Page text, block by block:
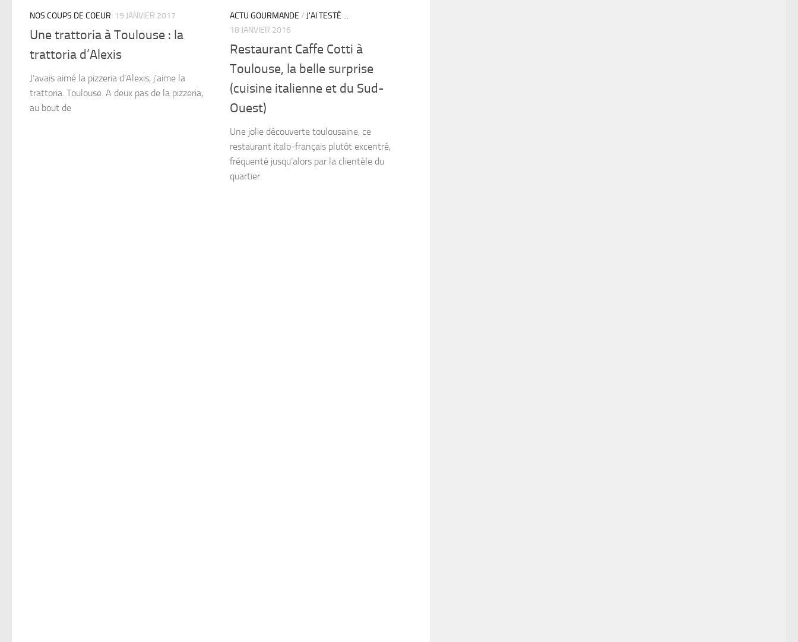
NOS COUPS DE COEUR 19 JANVIER 2017
Une trattoria à Toulouse : la
trattoria d’Alexis
J’avais aimé la pizzeria d’Alexis, j’aime la
trattoria. Toulouse. A deux pas de la pizzeria,
au bout de
ACTU GOURMANDE / J'AI TESTÉ ...
18 JANVIER 2016
Restaurant Caffe Cotti à
Toulouse, la belle surprise
(cuisine italienne et du Sud-
Ouest)
Une jolie découverte toulousaine, ce
restaurant italo-français plutôt excentré,
fréquenté jusqu’alors par la clientèle du
quartier.